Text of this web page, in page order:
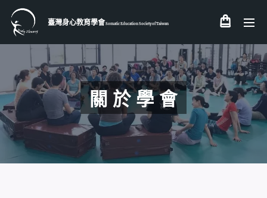
臺灣身心教育學會Somatic Education Society ofTaiwan
關 於 學 會